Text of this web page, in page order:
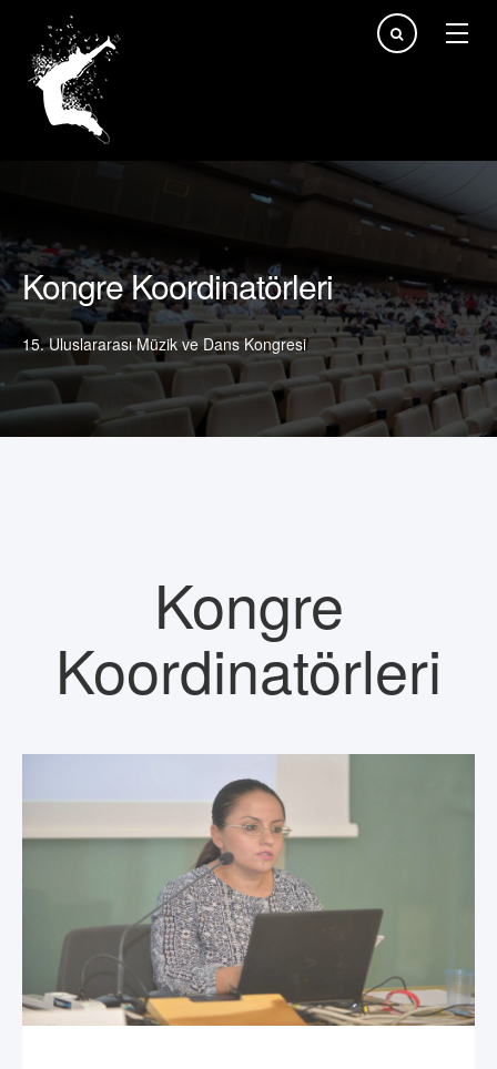
arama...
Kongre Koordinatörleri
15. Uluslararası Müzik ve Dans Kongresi
Kongre
Koordinatörleri